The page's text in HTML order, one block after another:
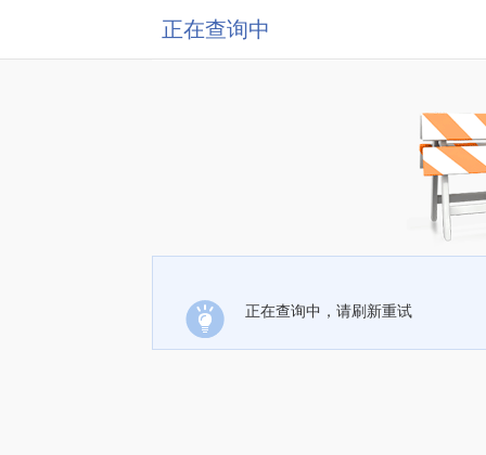
正在查询中
正在查询中，请刷新重试